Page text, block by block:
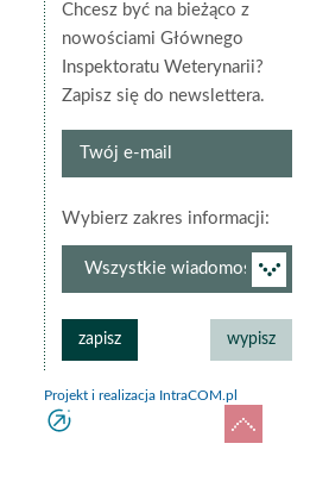
Chcesz być na bieżąco z
nowościami Głównego
Inspektoratu Weterynarii?
Zapisz się do newslettera.
Twój
Wybierz zakres informacji:
Projekt i realizacja IntraCOM.pl